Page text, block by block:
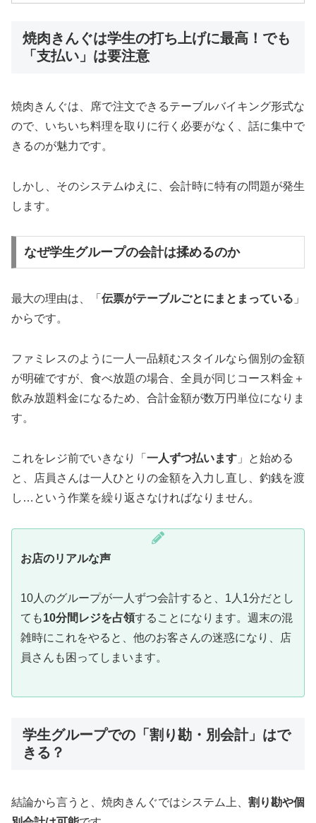
焼肉きんぐは学生の打ち上げに最高！でも
「支払い」は要注意
焼肉きんぐは、席で注文できるテーブルバイキング形式な
ので、いちいち料理を取りに行く必要がなく、話に集中で
きるのが魅力です。
しかし、そのシステムゆえに、会計時に特有の問題が発生
します。
なぜ学生グループの会計は揉めるのか
最大の理由は、「 伝票がテーブルごとにまとまっている 」
からです。
ファミレスのように一人一品頼むスタイルなら個別の金額
が明確ですが、食べ放題の場合、全員が同じコース料金＋
飲み放題料金になるため、合計金額が数万円単位になりま
す。
これをレジ前でいきなり「 一人ずつ払います 」と始める
と、店員さんは一人ひとりの金額を入力し直し、釣銭を渡
し…という作業を繰り返さなければなりません。
お店のリアルな声
10人のグループが一人ずつ会計すると、1人1分だとし
ても10分間レジを占領することになります。週末の混
雑時にこれをやると、他のお客さんの迷惑になり、店
員さんも困ってしまいます。
学生グループでの「割り勘・別会計」はで
きる？
結論から言うと、焼肉きんぐではシステム上、 割り勘や個